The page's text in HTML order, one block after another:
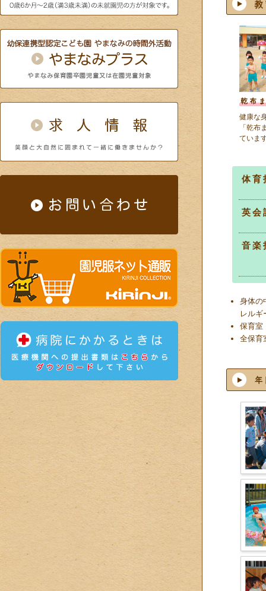
健康な
「乾布
ていま
体育
英会
音楽
身体の
レルギ
保育室
全保育